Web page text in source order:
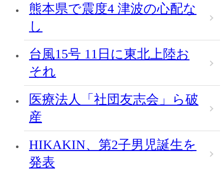
熊本県で震度4 津波の心配な
し
台風15号 11日に東北上陸お
それ
医療法人「社団友志会」ら破
産
HIKAKIN、第2子男児誕生を
発表